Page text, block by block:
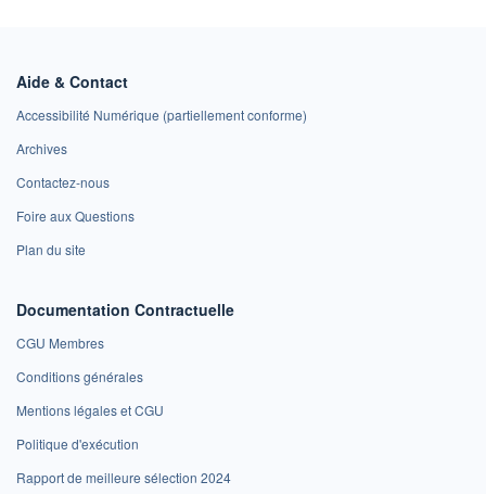
Aide & Contact
Accessibilité Numérique (partiellement conforme)
Archives
Contactez-nous
Foire aux Questions
Plan du site
Documentation Contractuelle
CGU Membres
Conditions générales
Mentions légales et CGU
Politique d'exécution
Rapport de meilleure sélection 2024